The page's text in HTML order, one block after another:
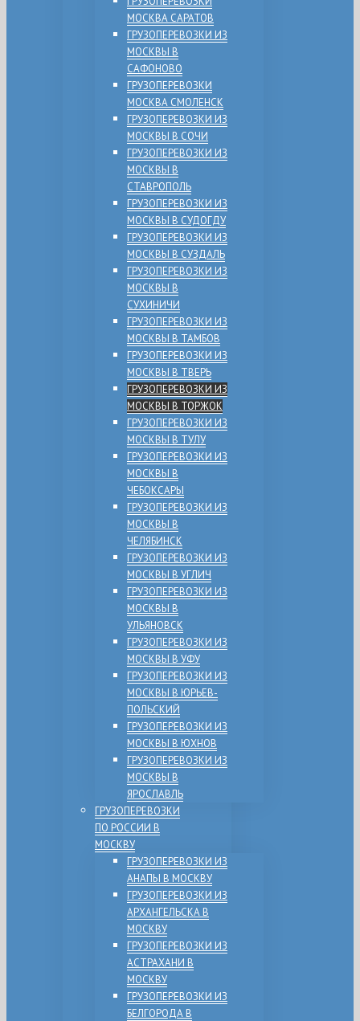
МОСКВА САРАТОВ
ГРУЗОПЕРЕВОЗКИ ИЗ
МОСКВЫ В
САФОНОВО
ГРУЗОПЕРЕВОЗКИ
МОСКВА СМОЛЕНСК
ГРУЗОПЕРЕВОЗКИ ИЗ
МОСКВЫ В СОЧИ
ГРУЗОПЕРЕВОЗКИ ИЗ
МОСКВЫ В
СТАВРОПОЛЬ
ГРУЗОПЕРЕВОЗКИ ИЗ
МОСКВЫ В СУДОГДУ
ГРУЗОПЕРЕВОЗКИ ИЗ
МОСКВЫ В СУЗДАЛЬ
ГРУЗОПЕРЕВОЗКИ ИЗ
МОСКВЫ В
СУХИНИЧИ
ГРУЗОПЕРЕВОЗКИ ИЗ
МОСКВЫ В ТАМБОВ
ГРУЗОПЕРЕВОЗКИ ИЗ
МОСКВЫ В ТВЕРЬ
ГРУЗОПЕРЕВОЗКИ ИЗ
МОСКВЫ В ТОРЖОК
ГРУЗОПЕРЕВОЗКИ ИЗ
МОСКВЫ В ТУЛУ
ГРУЗОПЕРЕВОЗКИ ИЗ
МОСКВЫ В
ЧЕБОКСАРЫ
ГРУЗОПЕРЕВОЗКИ ИЗ
МОСКВЫ В
ЧЕЛЯБИНСК
ГРУЗОПЕРЕВОЗКИ ИЗ
МОСКВЫ В УГЛИЧ
ГРУЗОПЕРЕВОЗКИ ИЗ
МОСКВЫ В
УЛЬЯНОВСК
ГРУЗОПЕРЕВОЗКИ ИЗ
МОСКВЫ В УФУ
ГРУЗОПЕРЕВОЗКИ ИЗ
МОСКВЫ В ЮРЬЕВ-
ПОЛЬСКИЙ
ГРУЗОПЕРЕВОЗКИ ИЗ
МОСКВЫ В ЮХНОВ
ГРУЗОПЕРЕВОЗКИ ИЗ
МОСКВЫ В
ЯРОСЛАВЛЬ
ГРУЗОПЕРЕВОЗКИ
ПО РОССИИ В
МОСКВУ
ГРУЗОПЕРЕВОЗКИ ИЗ
АНАПЫ В МОСКВУ
ГРУЗОПЕРЕВОЗКИ ИЗ
АРХАНГЕЛЬСКА В
МОСКВУ
ГРУЗОПЕРЕВОЗКИ ИЗ
АСТРАХАНИ В
МОСКВУ
ГРУЗОПЕРЕВОЗКИ ИЗ
БЕЛГОРОДА В